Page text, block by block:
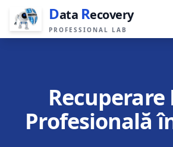
Data Recovery
PROFESSIONAL LAB
Recuperare
Profesională